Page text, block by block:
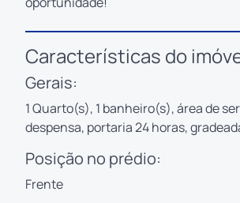
Características do
Gerais:
1 Quarto(s), 1 banheiro(s), área de
despensa, portaria 24 horas,
Posição no prédio:
Frente